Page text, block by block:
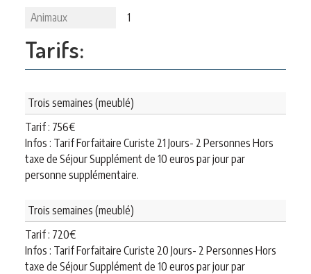
Animaux 1
Tarifs:
Trois semaines (meublé)
Tarif : 756€
Infos : Tarif Forfaitaire Curiste 21 Jours- 2 Personnes Hors
taxe de Séjour Supplément de 10 euros par jour par
personne supplémentaire.
Trois semaines (meublé)
Tarif : 720€
Infos : Tarif Forfaitaire Curiste 20 Jours- 2 Personnes Hors
taxe de Séjour Supplément de 10 euros par jour par